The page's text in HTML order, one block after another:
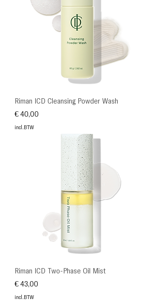
Riman ICD Cleansing Powder Wash
Prijs
€ 40,00
incl.BTW
Riman ICD Two-Phase Oil Mist
Prijs
€ 43,00
incl.BTW